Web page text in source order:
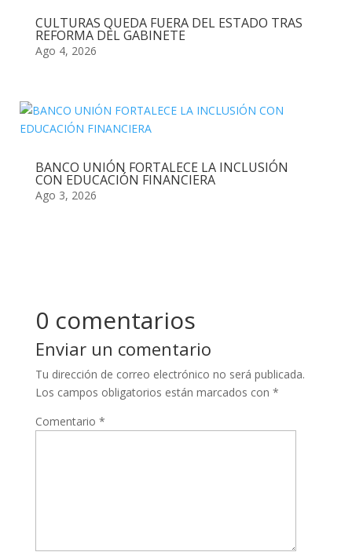
CULTURAS QUEDA FUERA DEL ESTADO TRAS
REFORMA DEL GABINETE
Ago 4, 2026
BANCO UNIÓN FORTALECE LA INCLUSIÓN
CON EDUCACIÓN FINANCIERA
Ago 3, 2026
0 comentarios
Enviar un comentario
Tu dirección de correo electrónico no será publicada.
Los campos obligatorios están marcados con *
Comentario *